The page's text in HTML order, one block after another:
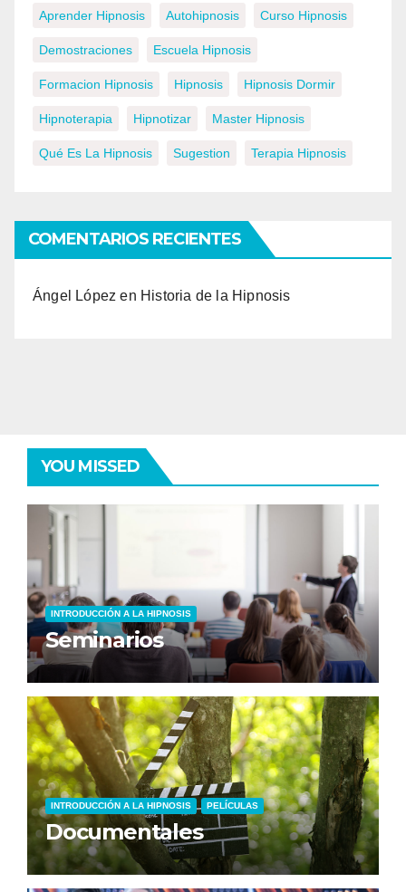
Aprender Hipnosis Autohipnosis Curso Hipnosis
Demostraciones Escuela Hipnosis
Formacion Hipnosis Hipnosis Hipnosis Dormir
Hipnoterapia Hipnotizar Master Hipnosis
Qué Es La Hipnosis Sugestion Terapia Hipnosis
COMENTARIOS RECIENTES
Ángel López en Historia de la Hipnosis
YOU MISSED
INTRODUCCIÓN A LA HIPNOSIS
Seminarios
INTRODUCCIÓN A LA HIPNOSIS PELÍCULAS
Documentales